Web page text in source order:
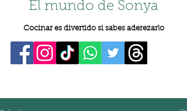
El mundo de Sonya
Cocinar es divertido si sabes aderezarlo